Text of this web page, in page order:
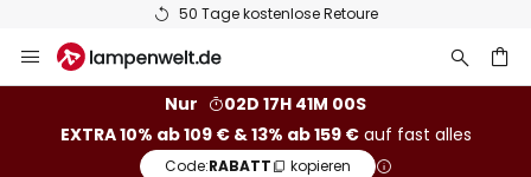
50 Tage kostenlose Retoure
Inhalt
Nur
02D 17H 40M 59S
EXTRA 10% ab 109 € & 13% ab 159 €auf fast alles
Code:RABATT kopieren